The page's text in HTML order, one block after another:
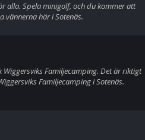
alla. Spela minigolf, och du kommer att
vännerna här i Sotenäs.
Wiggersviks Familjecamping. Det är riktigt
Familjecamping i Sotenäs.